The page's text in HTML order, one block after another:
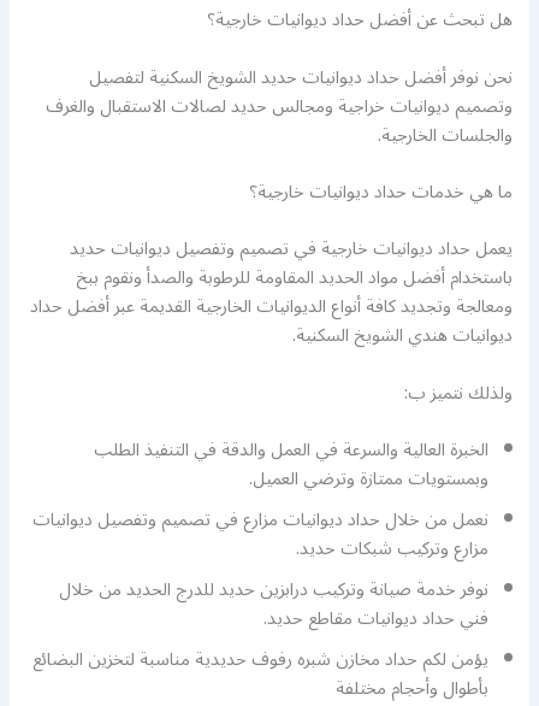
هل تبحث عن أفضل حداد ديوانيات خارجية؟
نحن نوفر أفضل حداد ديوانيات حديد الشويخ السكنية لتفصيل
وتصميم ديوانيات خراجية ومجالس حديد لصالات الاستقبال والغرف
والجلسات الخارجية.
ما هي خدمات حداد ديوانيات خارجية؟
يعمل حداد ديوانيات خارجية في تصميم وتفصيل ديوانيات حديد
باستخدام أفضل مواد الحديد المقاومة للرطوبة والصدأ ونقوم ببخ
ومعالجة وتجديد كافة أنواع الديوانيات الخارجية القديمة عبر أفضل حداد
ديوانيات هندي الشويخ السكنية.
ولذلك نتميز ب:
الخبرة العالية والسرعة في العمل والدقة في التنفيذ الطلب
وبمستويات ممتازة وترضي العميل.
نعمل من خلال حداد ديوانيات مزارع في تصميم وتفصيل ديوانيات
مزارع وتركيب شبكات حديد.
نوفر خدمة صيانة وتركيب درابزين حديد للدرج الحديد من خلال
فني حداد ديوانيات مقاطع حديد.
يؤمن لكم حداد مخازن شبره رفوف حديدية مناسبة لتخزين البضائع
بأطوال وأحجام مختلفة